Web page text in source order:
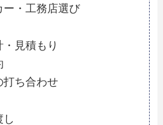
ー・工務店選び
見積もり
打ち合わせ
し